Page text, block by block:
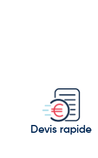
Devis rapide